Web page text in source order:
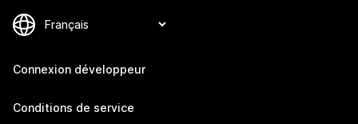
Connexion développeur
Conditions de service